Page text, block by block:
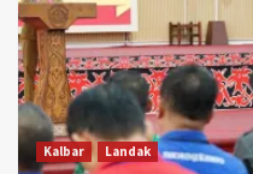
Kalbar Landak